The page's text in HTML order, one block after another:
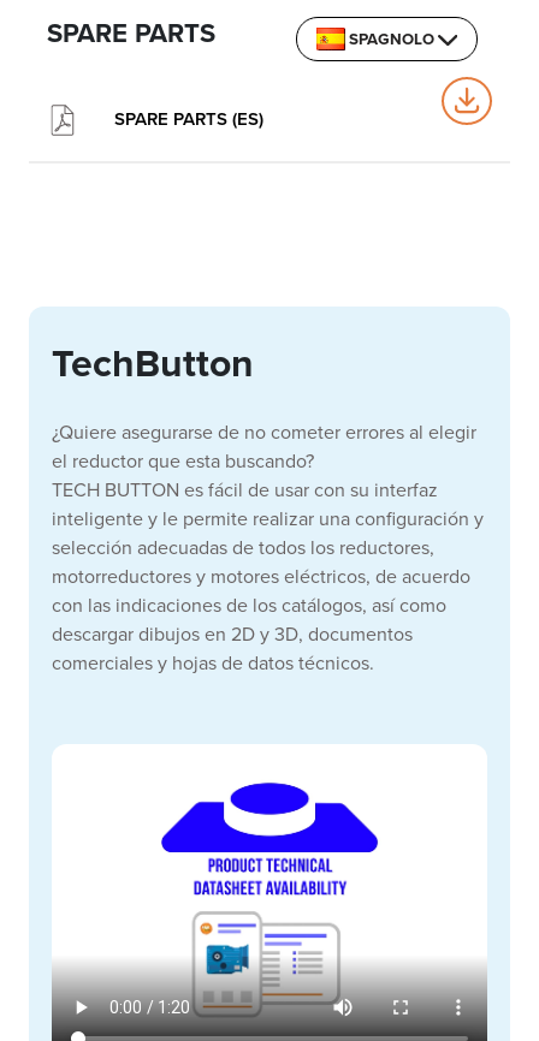
SPARE PARTS SPAGNOLO
SPARE PARTS (ES)
TechButton
¿Quiere asegurarse de no cometer errores al elegir
el reductor que esta buscando?
TECH BUTTON es fácil de usar con su interfaz
inteligente y le permite realizar una configuración y
selección adecuadas de todos los reductores,
motorreductores y motores eléctricos, de acuerdo
con las indicaciones de los catálogos, así como
descargar dibujos en 2D y 3D, documentos
comerciales y hojas de datos técnicos.